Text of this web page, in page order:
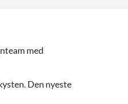
med
Den nyeste